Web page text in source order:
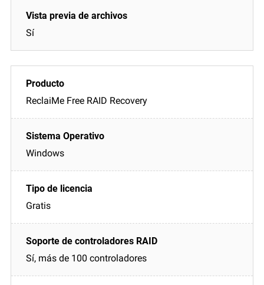
Sí
ReclaiMe Free RAID Recovery
Windows
Gratis
Sí, más de 100 controladores